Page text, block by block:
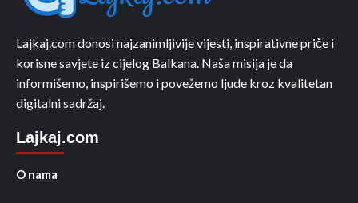
Lajkaj.com donosi najzanimljivije vijesti, inspirativne priče i
korisne savjete iz cijelog Balkana. Naša misija je da
informišemo, inspirišemo i povežemo ljude kroz kvalitetan
digitalni sadržaj.
Lajkaj.com
O nama